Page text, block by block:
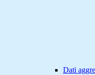
Dati